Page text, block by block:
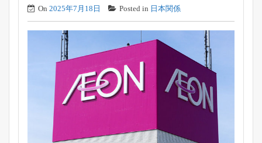
On 2025年7月18日 Posted in 日本関係